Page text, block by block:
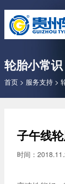
产品中心
卡客车轮胎
工程机械轮胎
工业车辆轮胎
卡客车轮胎
轻型载重货车
载重货车轮胎
客运汽车轮胎
工程机械轮
铲运机重型自
堆高机
龙门吊
运架一体机
工业车辆轮
实心轮胎
充气斜交工业轮
充气全钢工业
农业机械轮
大型农业子午胎
小型农业子午胎
小型农业斜交
解决方案
卡客车轮胎
工程机械轮胎
工业车辆轮胎
智慧轮胎
匠心智造
科研实力
技术创新
科研团队
服务支持
售后服务
轮胎小常识
下载专区
投资者关系
公司公告
股价信息
新闻中心
新闻动态
专题专栏
招标/比选公告
关于我们
公司介绍
集团品牌
公司荣誉
社会责任
灯塔基金
加入贵轮
社会招聘
人才理念
我在贵轮
轮胎小常识
首页 > 服务支持 >
子午线
时间：